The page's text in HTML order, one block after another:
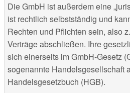
Die GmbH ist außerdem eine
ist rechtlich selbstständig und
Rechten und Pflichten sein, also
Verträge abschließen. Ihre
sich einerseits im GmbH-Gesetz
sogenannte Handelsgesellschaft
Handelsgesetzbuch (HGB).